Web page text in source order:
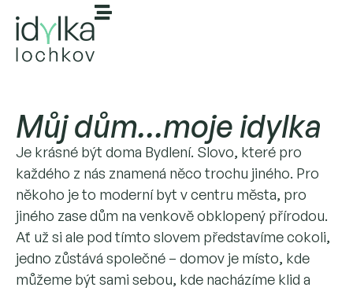
Můj dům…moje idylka
Je krásné být doma Bydlení. Slovo, které pro
každého z nás znamená něco trochu jiného. Pro
někoho je to moderní byt v centru města, pro
jiného zase dům na venkově obklopený přírodou.
Ať už si ale pod tímto slovem představíme cokoli,
jedno zůstává společné – domov je místo, kde
můžeme být sami sebou, kde nacházíme klid a